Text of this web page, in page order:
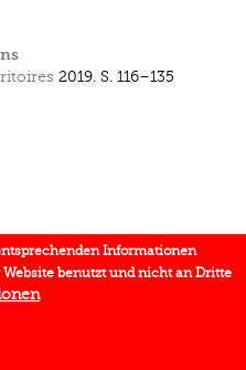
2019. S. 116–135
Informationen
benutzt und nicht an Dritte